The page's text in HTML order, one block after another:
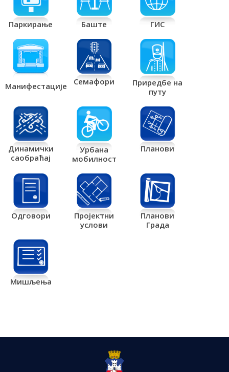
Паркирање Баште ГИС
Манифестације Семафори
Приредбе на
путу
Динамички
саобраћај
Урбана
мобилност
Планови
Одговори
Пројектни
услови
Планови
Града
Мишљења